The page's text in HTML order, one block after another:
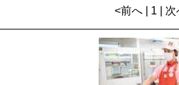
<前へ | 1 | 次